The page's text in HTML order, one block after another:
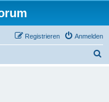
Anmelden
Registrieren